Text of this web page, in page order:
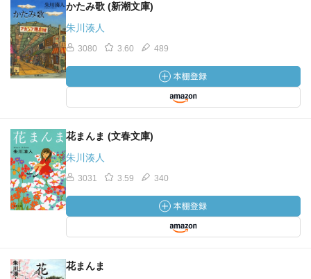
かたみ歌 (新潮文庫)
朱川湊人
3080 3.60 489
花まんま (文春文庫)
朱川湊人
3031 3.59 340
花まんま